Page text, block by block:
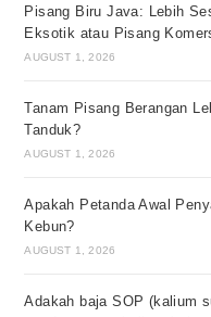
Pisang Biru Java: Lebih
Eksotik atau Pisang
AUGUST 1, 2026
Tanam Pisang Berangan
Tanduk?
AUGUST 1, 2026
Apakah Petanda Awal
Kebun?
AUGUST 1, 2026
Adakah baja SOP (kalium